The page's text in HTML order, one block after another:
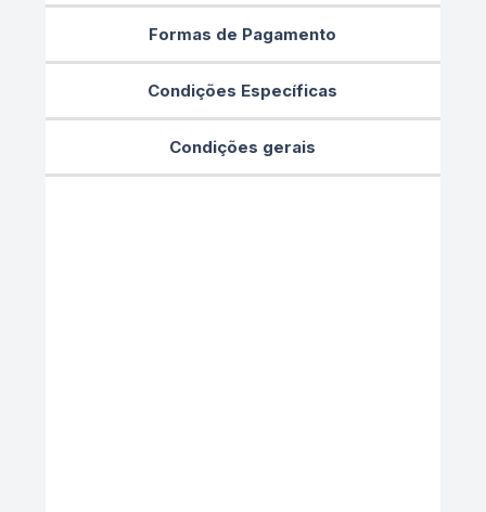
Formas de Pagamento
Condições Específicas
Condições gerais